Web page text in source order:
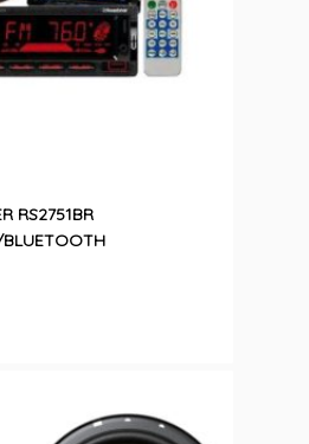
RS2751BR